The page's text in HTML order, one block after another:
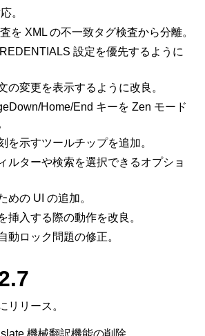
。
を XML の不一致タグ検査から分離。
設定を優先するように
の変更を表示するように改良。
Home/End キーを Zen モード
を示すツールチップを追加。
ルターや検索を選択できるオプショ
めの UI の追加。
挿入する際の動作を改良。
動ロック問題の修正。
リリース。
機械翻訳機能の削除。